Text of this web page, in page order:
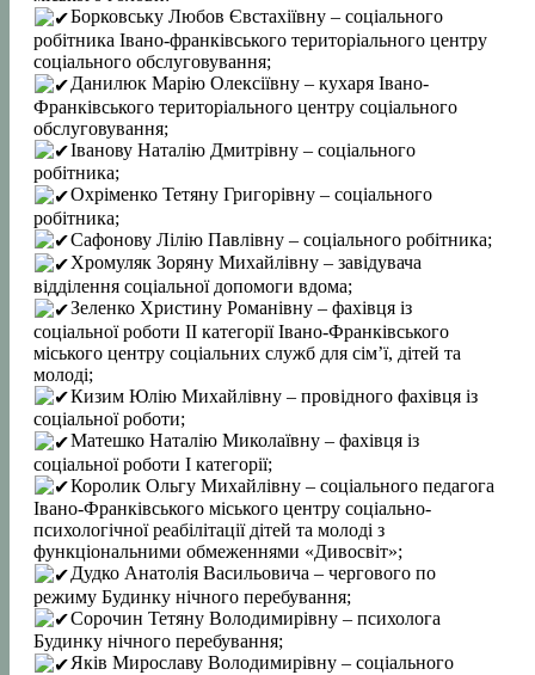
Борковську Любов Євстахіївну – соціального
робітника Івано-франківського територіального центру
соціального обслуговування;
Данилюк Марію Олексіївну – кухаря Івано-
Франківського територіального центру соціального
обслуговування;
Іванову Наталію Дмитрівну – соціального
робітника;
Охріменко Тетяну Григорівну – соціального
робітника;
Сафонову Лілію Павлівну – соціального робітника;
Хромуляк Зоряну Михайлівну – завідувача
відділення соціальної допомоги вдома;
Зеленко Христину Романівну – фахівця із
соціальної роботи II категорії Івано-Франківського
міського центру соціальних служб для сімʼї, дітей та
молоді;
Кизим Юлію Михайлівну – провідного фахівця із
соціальної роботи;
Матешко Наталію Миколаївну – фахівця із
соціальної роботи І категорії;
Королик Ольгу Михайлівну – соціального педагога
Івано-Франківського міського центру соціально-
психологічної реабілітації дітей та молоді з
функціональними обмеженнями «Дивосвіт»;
Дудко Анатолія Васильовича – чергового по
режиму Будинку нічного перебування;
Сорочин Тетяну Володимирівну – психолога
Будинку нічного перебування;
Яків Мирославу Володимирівну – соціального